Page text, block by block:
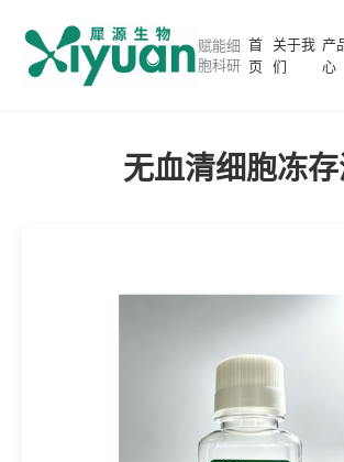
赋能细
胞科研
首
页
关于我
们
产
心
无血清细胞冻